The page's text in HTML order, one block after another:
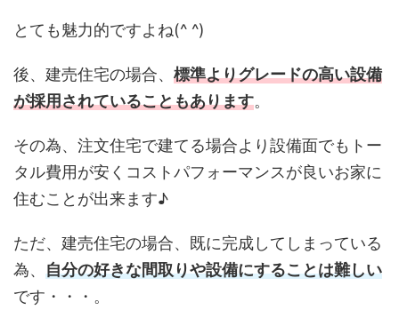
とても魅力的ですよね(^ ^)
後、建売住宅の場合、 標準よりグレードの高い設備
が採用されていることもあります。
その為、注文住宅で建てる場合より設備面でもトー
タル費用が安くコストパフォーマンスが良いお家に
住むことが出来ます♪
ただ、建売住宅の場合、既に完成してしまっている
為、 自分の好きな間取りや設備にすることは難しい
です・・・。